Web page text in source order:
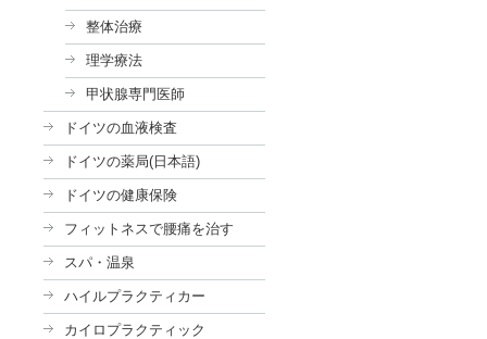
整体治療
理学療法
甲状腺専門医師
ドイツの血液検査
ドイツの薬局(日本語)
ドイツの健康保険
フィットネスで腰痛を治す
スパ・温泉
ハイルプラクティカー
カイロプラクティック